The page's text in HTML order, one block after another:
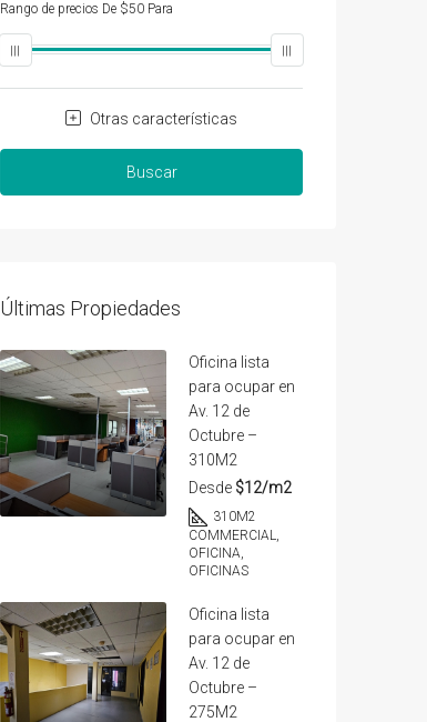
Rango de precios De $50 Para
Otras características
Buscar
Últimas Propiedades
Oficina lista
para ocupar en
Av. 12 de
Octubre –
310M2
Desde $12/m2
310M2
COMMERCIAL,
OFICINA,
OFICINAS
Oficina lista
para ocupar en
Av. 12 de
Octubre –
275M2